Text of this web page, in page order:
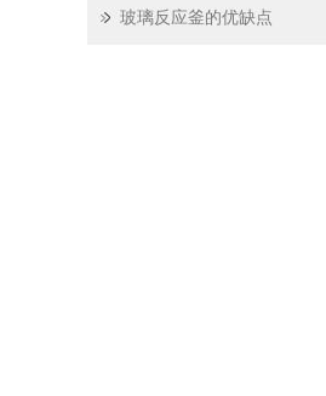
玻璃反应釜的优缺点